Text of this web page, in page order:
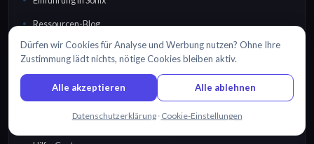
Ressourcen-Blog
Transkriptoren-Verzeichnis
Chatten Sie mit uns
Dürfen wir Cookies für Analyse und Werbung nutzen? Ohne Ihre
Zustimmung lädt nichts, nötige Cookies bleiben aktiv.
Alle akzeptieren Alle ablehnen
Datenschutzerklärung · Cookie-Einstellungen